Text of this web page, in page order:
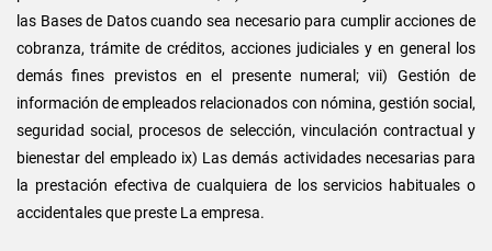
las Bases de Datos cuando sea necesario para cumplir acciones de
cobranza, trámite de créditos, acciones judiciales y en general los
demás fines previstos en el presente numeral; vii) Gestión de
información de empleados relacionados con nómina, gestión social,
seguridad social, procesos de selección, vinculación contractual y
bienestar del empleado ix) Las demás actividades necesarias para
la prestación efectiva de cualquiera de los servicios habituales o
accidentales que preste La empresa.